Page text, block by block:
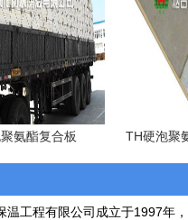
氨酯复合板
TH硬泡聚
温工程有限公司成立于1997年